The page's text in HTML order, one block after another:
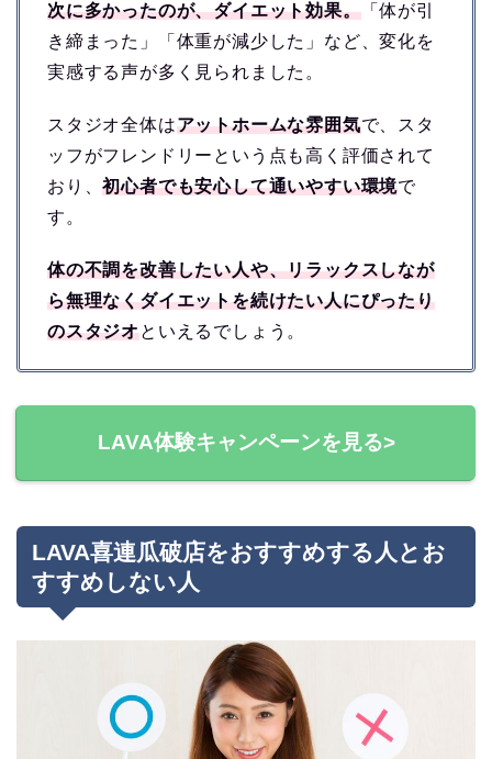
次に多かったのが、ダイエット効果。「体が引
き締まった」「体重が減少した」など、変化を
実感する声が多く見られました。
スタジオ全体はアットホームな雰囲気で、スタ
ッフがフレンドリーという点も高く評価されて
おり、初心者でも安心して通いやすい環境で
す。
体の不調を改善したい人や、リラックスしなが
ら無理なくダイエットを続けたい人にぴったり
のスタジオといえるでしょう。
LAVA体験キャンペーンを見る>
LAVA喜連瓜破店をおすすめする人とお
すすめしない人